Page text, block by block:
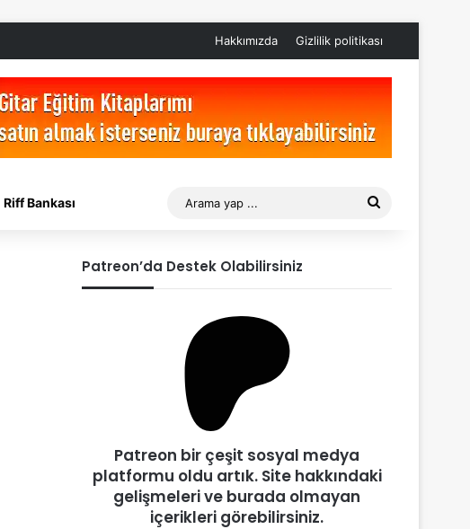
Hakkımızda Gizlilik politikası
Riff Bankası
Arama
Patreon’da Destek Olabilirsiniz
Patreon bir çeşit sosyal medya
platformu oldu artık. Site hakkındaki
gelişmeleri ve burada olmayan
içerikleri görebilirsiniz.